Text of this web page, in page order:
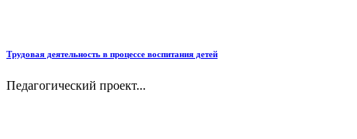
Трудовая деятельность в процессе воспитания детей
Педагогический проект...